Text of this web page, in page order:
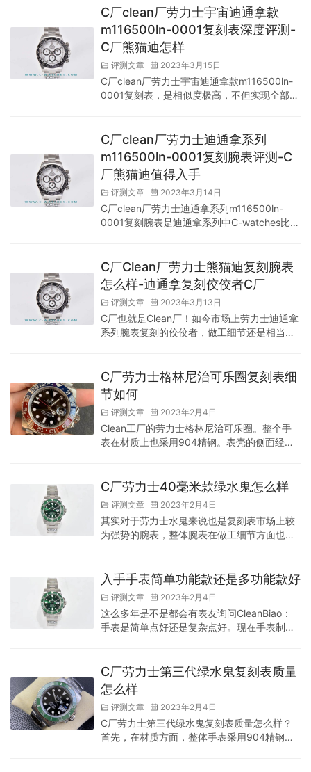
是表圈！自然单凭一个表圈，和不弱于其他厂
家的做工！大厂压制那一段时间依旧是无法出
头的，但是这次N厂倒下以后，C厂接受了N厂
遗留技术和设备的时候！对于C厂的期待就更
高了，毕竟随着N厂倒下的消息被传开后，很
多表友都开始入手N厂的迪通拿！这也导致
了…
C厂clean厂劳力士宇宙迪通拿款
m116500ln-0001复刻表深度评测-
C厂熊猫迪怎样
评测文章 2023年3月15日
C厂clean厂劳力士宇宙迪通拿款m116500ln-
0001复刻表，是相似度极高，不但实现全部功
二！ C厂劳力士熊猫迪(劳力士宇宙迪通拿款
m116500ln-0001)尺寸上没什么好说的，毕竟
接受完N厂遗留以后，又怎么还会出现尺寸不
符合正品的可能！40毫米的表径与正品相同，
这个尺寸的腕表驾驭起来还是非常轻松的，…
C厂clean厂劳力士迪通拿系列
m116500ln-0001复刻腕表评测-C
厂熊猫迪值得入手
评测文章 2023年3月14日
C厂clean厂劳力士迪通拿系列m116500ln-
0001复刻腕表是迪通拿系列中C-watches比较
非常顶的，也是设计行业中永远的经典色彩的
搭配，经久不衰讲的就是黑与白！而clean厂熊
猫迪这款复刻表就近乎完美的呈现除了这一
点，当然各花入个眼并不是每一C-watches都
和一样的，迪通拿该系列之所以能够火爆，就
是因…
C厂Clean厂劳力士熊猫迪复刻腕表
怎么样-迪通拿复刻佼佼者C厂
评测文章 2023年3月13日
C厂也就是Clean厂！如今市场上劳力士迪通拿
系列腕表复刻的佼佼者，做工细节还是相当不
竟如何！又为何c-watches会说Clean厂复刻还
原的劳力士迪通拿值得入手，值得喜欢劳力士
迪通拿系列的表友入手体验一番！ 首先说说为
什么要入手复刻腕表吧？其实入手复刻腕表最
主要的原因，就是因为复刻腕表能在外观上与
正品保…
C厂劳力士格林尼治可乐圈复刻表细
节如何
评测文章 2023年2月4日
Clean工厂的劳力士格林尼治可乐圈。整个手
表在材质上也采用904精钢。表壳的侧面经过
均匀，深度适中，手感光滑，旋入式表冠具有
立体感。 就手表的整体尺寸而言，40毫米当然
符合大多数手表朋友的佩戴习惯。同时，对于
镜子，它也与蓝宝石镜子相匹配。同时，在功
C厂劳力士40毫米款绿水鬼怎么样
评测文章 2023年2月4日
其实对于劳力士水鬼来说也是复刻表市场上较
为强势的腕表，整体腕表在做工细节方面也是
细的技术，同时对于水鬼的陶瓷表圈口的制作
口经过了非常精湛的工艺打磨，亮度和质感都
无可挑剔。同时在某些细节上还做了进一步的
提升，指针都是实心的，这样可以增加他的牢
入手手表简单功能款还是多功能款好
评测文章 2023年2月4日
这么多年是不是都会有表友询问CleanBiao：
手表是简单点好还是复杂点好。现在手表制作
手表，大气也好搭配衣服。有人会喜欢工艺复
杂的手表，这样的手表才考验工艺，戴出去的
话很能体现自己的品味。那到底是手表简单好
还是复杂点好呢？ 简单功能款：有人认为手表
最开始的功能就是计时，在手表上有表盘刻
度，时分秒针就够了，多的话就加个…
C厂劳力士第三代绿水鬼复刻表质量
怎么样
评测文章 2023年2月4日
C厂劳力士第三代绿水鬼复刻表质量怎么样？
首先，在材质方面，整体手表采用904精钢材